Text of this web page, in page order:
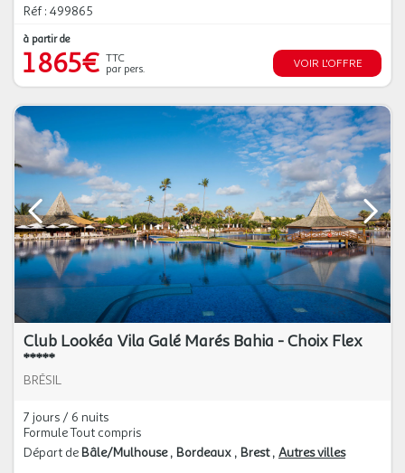
Réf : 499865
à partir de
1 865€ TTC
par pers.
VOIR L'OFFRE
Club Lookéa Vila Galé Marés Bahia - Choix Flex
*****
BRÉSIL
7 jours / 6 nuits
Formule Tout compris
Départ de Bâle/Mulhouse Bordeaux Brest Autres villes